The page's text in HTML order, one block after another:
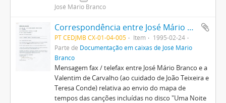
José Mário Branco
Correspondência entre José Mário Branco e a EMI-Valentim de Carvalho
PT CEDJMB CX-01-04-005 Item
1995-02-24
Parte de Documentação em caixas de José Mário
Branco
Mensagem fax / telefax entre José Mário Branco e a
Valentim de Carvalho (ao cuidado de João Teixeira e
Teresa Conde) relativa ao envio do mapa de
tempos das canções incluídas no disco "Uma Noite